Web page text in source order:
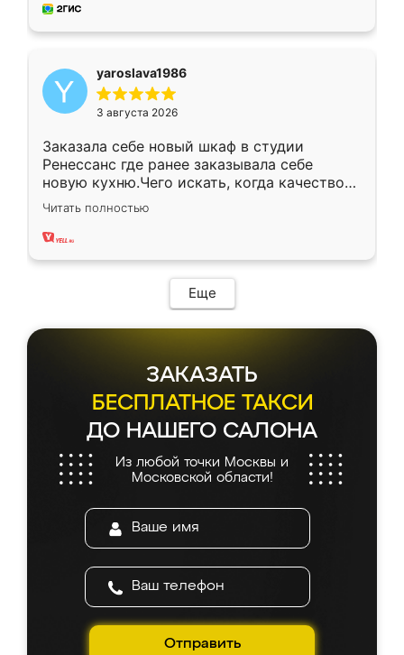
мебель за качественную работу!
yaroslava1986
3 августа 2026
Заказала себе новый шкаф в студии
Ренессанс где ранее заказывала себе
новую кухню.Чего искать, когда качеством
вполне довольна. Служит кухня уже почти
два года, нареканий нет.
Читать полностью
Еще
ЗАКАЗАТЬ
БЕСПЛАТНОЕ ТАКСИ
ДО НАШЕГО САЛОНА
Из любой точки Москвы и
Московской области!
Отправить